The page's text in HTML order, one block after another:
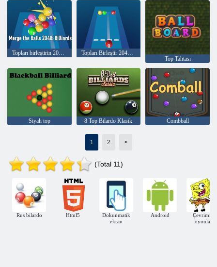
Topları Birleştir 2048 Bilardo!
Top Tahtası
Siyah top 8 Top Bilardo Klasik Combball
1 2 >
(Total 11)
Rus bilardo Html5
Dokunmatik
ekran
Android
Çevrimiçi
oyunlar